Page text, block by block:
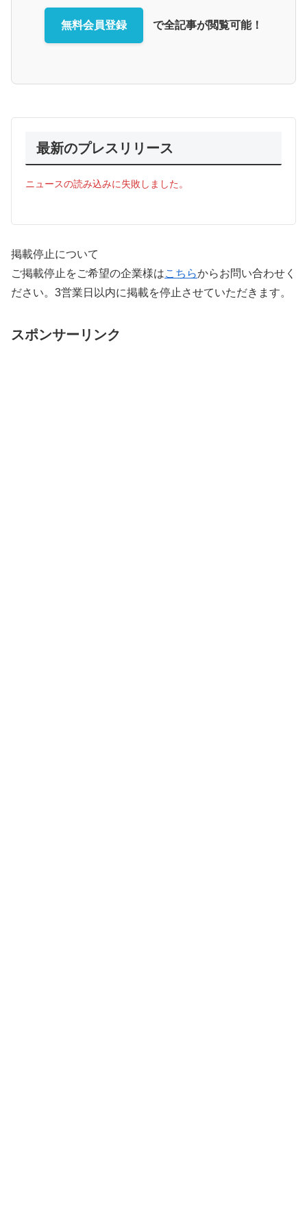
無料会員登録 で全記事が閲覧可能！
最新のプレスリリース
ニュースの読み込みに失敗しました。
掲載停止について
ご掲載停止をご希望の企業様はこちらからお問い合わせく
ださい。3営業日以内に掲載を停止させていただきます。
スポンサーリンク